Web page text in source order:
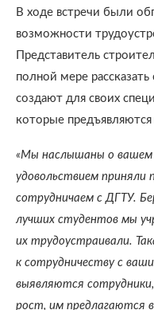
В ходе встречи были
возможности
Представитель
полной мере
создают для своих
которые
«Мы наслышаны о вашем
удовольствием приняли
сотрудничаем с ДГТУ.
лучших студентов мы
их трудоустраивали.
к сотрудничеству с
выявляются
рост, им предлагаются